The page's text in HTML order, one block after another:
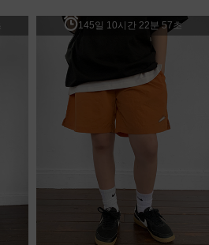
145일 10시간 22분 57초